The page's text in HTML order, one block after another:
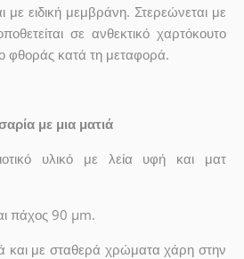
με ειδική μεμβράνη. Στερεώνεται με
σε ανθεκτικό χαρτόκουτο
φθοράς κατά τη μεταφορά.
με μια ματιά
υλικό με λεία υφή και ματ
πάχος 90 µm.
και με σταθερά χρώματα χάρη στην